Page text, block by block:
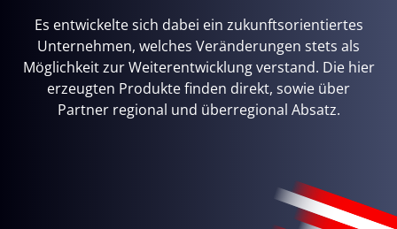
Es entwickelte sich dabei ein zukunftsorientiertes
Unternehmen, welches Veränderungen stets als
Möglichkeit zur Weiterentwicklung verstand. Die hier
erzeugten Produkte finden direkt, sowie über
Partner regional und überregional Absatz.